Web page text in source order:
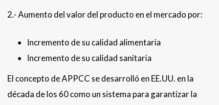
2.- Aumento del valor del producto en el mercado por:
Incremento de su calidad alimentaria
Incremento de su calidad sanitaria
El concepto de APPCC se desarrolló en EE.UU. en la
década de los 60 como un sistema para garantizar la